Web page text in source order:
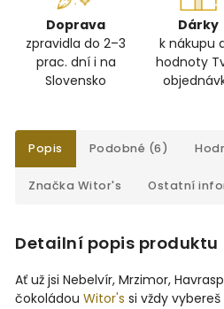
Doprava
zpravidla do 2–3
prac. dní i na
Slovensko
Dárky
k nákupu
hodnoty
Popis Podobné (6)
Značka Witor's Ostatní
Detailní popis produktu
Ať už jsi Nebelvír, Mrzimor,
čokoládou Witor's si vždy